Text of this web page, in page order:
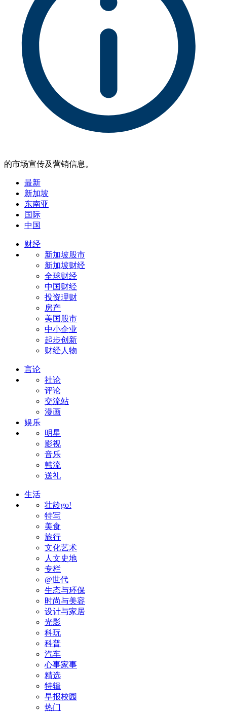
的市场宣传及营销信息。
最新
新加坡
东南亚
国际
中国
财经
新加坡股市
新加坡财经
全球财经
中国财经
投资理财
房产
美国股市
中小企业
起步创新
财经人物
言论
社论
评论
交流站
漫画
娱乐
明星
影视
音乐
韩流
送礼
生活
壮龄go!
特写
美食
旅行
文化艺术
人文史地
专栏
@世代
生态与环保
时尚与美容
设计与家居
光影
科玩
科普
汽车
心事家事
精选
特辑
早报校园
热门